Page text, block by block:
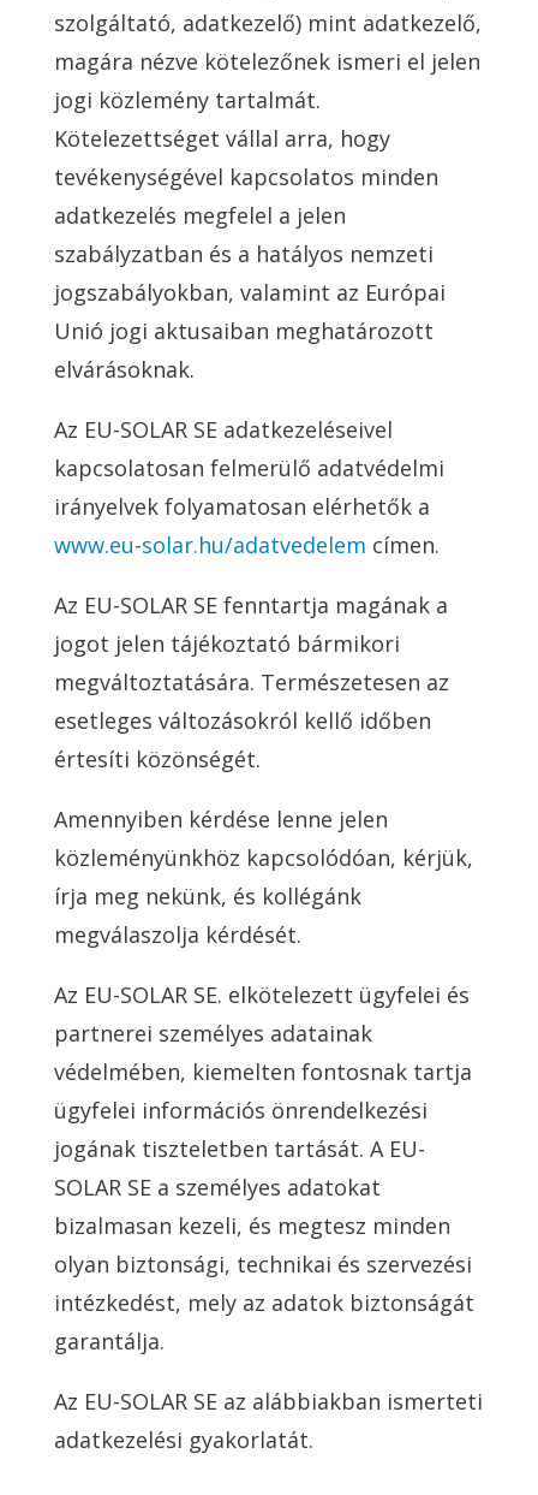
szolgáltató, adatkezelő) mint adatkezelő,
magára nézve kötelezőnek ismeri el jelen
jogi közlemény tartalmát.
Kötelezettséget vállal arra, hogy
tevékenységével kapcsolatos minden
adatkezelés megfelel a jelen
szabályzatban és a hatályos nemzeti
jogszabályokban, valamint az Európai
Unió jogi aktusaiban meghatározott
elvárásoknak.
Az EU-SOLAR SE adatkezeléseivel
kapcsolatosan felmerülő adatvédelmi
irányelvek folyamatosan elérhetők a
www.eu-solar.hu/adatvedelem címen.
Az EU-SOLAR SE fenntartja magának a
jogot jelen tájékoztató bármikori
megváltoztatására. Természetesen az
esetleges változásokról kellő időben
értesíti közönségét.
Amennyiben kérdése lenne jelen
közleményünkhöz kapcsolódóan, kérjük,
írja meg nekünk, és kollégánk
megválaszolja kérdését.
Az EU-SOLAR SE. elkötelezett ügyfelei és
partnerei személyes adatainak
védelmében, kiemelten fontosnak tartja
ügyfelei információs önrendelkezési
jogának tiszteletben tartását. A EU-
SOLAR SE a személyes adatokat
bizalmasan kezeli, és megtesz minden
olyan biztonsági, technikai és szervezési
intézkedést, mely az adatok biztonságát
garantálja.
Az EU-SOLAR SE az alábbiakban ismerteti
adatkezelési gyakorlatát.